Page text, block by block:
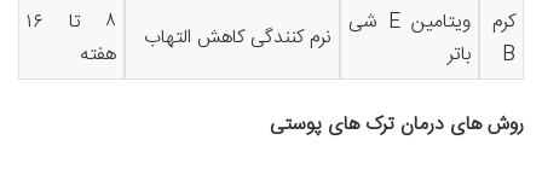
کرم
B
ویتامین E شی
باتر
نرم کنندگی کاهش التهاب
۸ تا ۱۶
هفته
روش های درمان ترک های پوستی